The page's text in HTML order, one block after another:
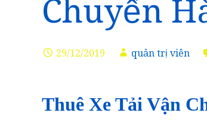
Chuyển
29/12/2019 quản trị viên
Thuê Xe Tải Vận